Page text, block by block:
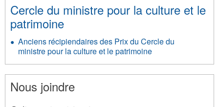
Cercle du ministre pour la culture et le
patrimoine
Anciens récipiendaires des Prix du Cercle du
ministre pour la culture et le patrimoine
Nous joindre